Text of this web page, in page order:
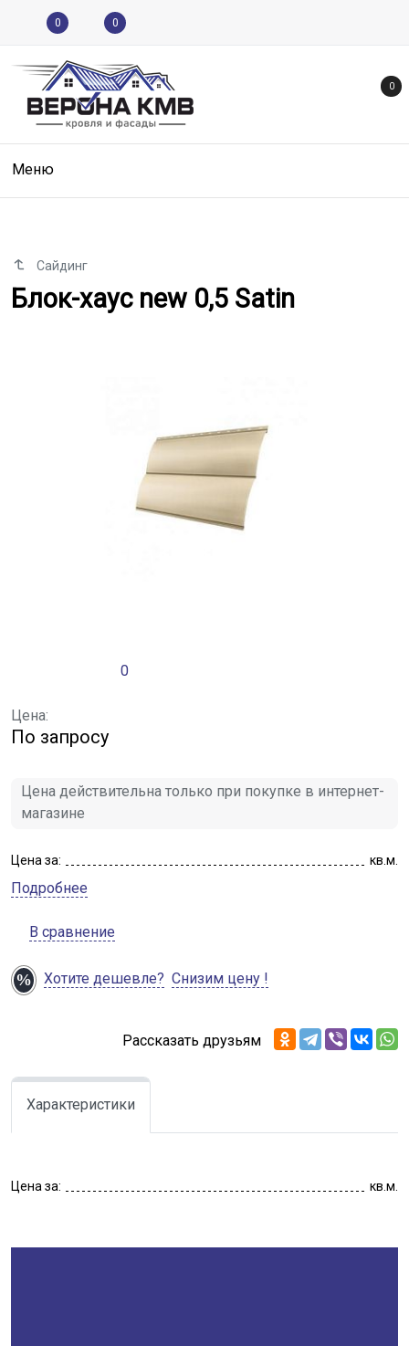
0 0
0
Меню
Сайдинг
Блок-хаус new 0,5 Satin
Блок-хаус new 0,5 Satin
0
Цена:
По запросу
Цена действительна только при покупке в интернет-
магазине
Цена за: кв.м.
Подробнее
В сравнение
Хотите дешевле? Снизим цену !
Рассказать друзьям
Характеристики
Цена за: кв.м.